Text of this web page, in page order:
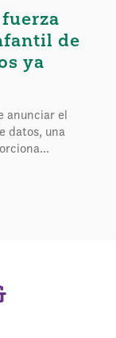
de
ya
anunciar el
datos, una